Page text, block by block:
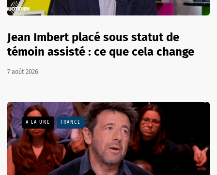
Jean Imbert placé sous statut de
témoin assisté : ce que cela change
7 août 2026
A LA UNE FRANCE